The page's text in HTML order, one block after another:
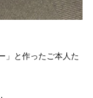
」と作ったご本人た